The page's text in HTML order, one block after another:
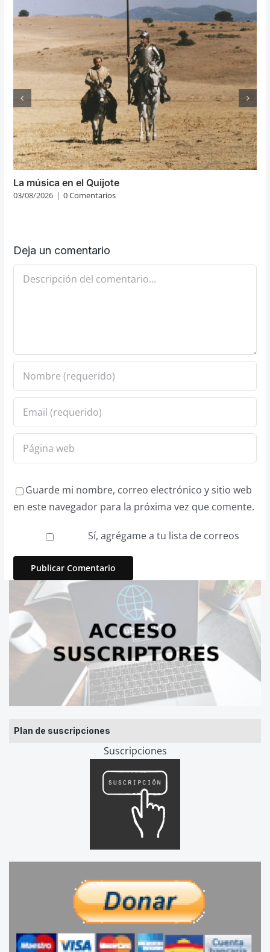
Plan de suscripciones
Suscripciones
La música en el Quijote
03/08/2026 | 0 Comentarios
Deja un comentario
Comentario
Guarde mi nombre, correo electrónico y sitio web
en este navegador para la próxima vez que comente.
Sí, agrégame a tu lista de correos